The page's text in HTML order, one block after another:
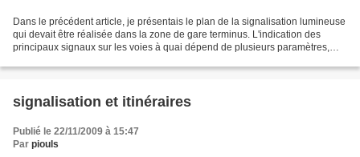
Dans le précédent article, je présentais le plan de la signalisation lumineuse
qui devait être réalisée dans la zone de gare terminus. L'indication des
principaux signaux sur les voies à quai dépend de plusieurs paramètres,
signalisation et itinéraires
Publié le 22/11/2009 à 15:47
Par piouls